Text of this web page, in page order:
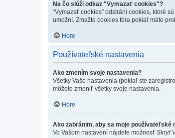
Na čo slúži odkaz "Vymazať cookies"?
“Vymazať cookies” odstráni cookies, ktoré
umožní. Zmažte cookies fóra pokiaľ máte
Hore
Používateľské nastavenia
Ako zmením svoje nastavenia?
Všetky Vaše nastavenia (pokiaľ ste
môžete zmeniť všetky svoje nastavenia.
Hore
Ako zabránim, aby sa moje používateľské
Vo Vašom nastavení nájdete možnosť Skryť